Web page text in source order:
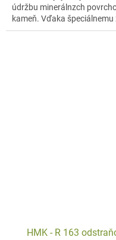
údržbu minerálnzch
kameň. Vďaka
HMK - R 163